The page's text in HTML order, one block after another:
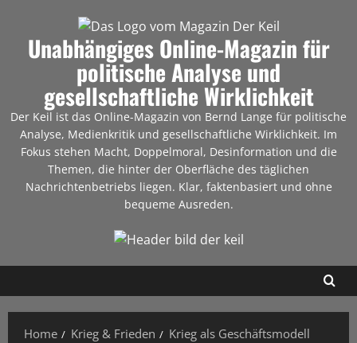
Unabhängiges Online-Magazin für
politische Analyse und
gesellschaftliche Wirklichkeit
Der Keil ist das Online-Magazin von Bernd Lange für politische
Analyse, Medienkritik und gesellschaftliche Wirklichkeit. Im
Fokus stehen Macht, Doppelmoral, Desinformation und die
Themen, die hinter der Oberfläche des täglichen
Nachrichtenbetriebs liegen. Klar, faktenbasiert und ohne
bequeme Ausreden.
Home Krieg & Frieden Krieg als Geschäftsmodell